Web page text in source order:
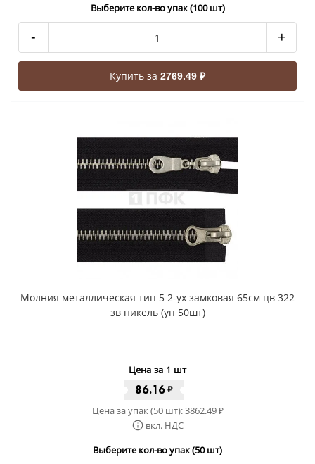
Выберите кол-во упак (100 шт)
- +
Купить за 2769.49 ₽
Молния металлическая тип 5 2-ух замковая 65см цв 322
зв никель (уп 50шт)
Цена за 1 шт
86.16₽
Цена за упак (50 шт):3862.49₽
вкл. НДС
Выберите кол-во упак (50 шт)